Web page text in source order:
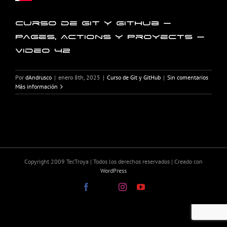
Curso de Git y GitHub –
Pages, Actions y Proyects –
Video 42
Por dAndrusco | enero 8th, 2025 | Curso de Git y GitHub | Sin comentarios
Más información
Copyright 2009 TecTroya | Todos los derechos reservados | Creado con
WordPress
Facebook InstagramYouTube